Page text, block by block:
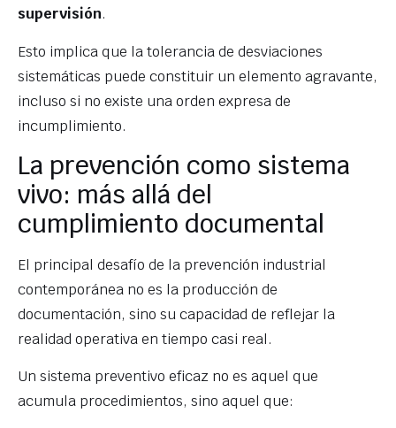
supervisión.
Esto implica que la tolerancia de desviaciones
sistemáticas puede constituir un elemento agravante,
incluso si no existe una orden expresa de
incumplimiento.
La prevención como sistema
vivo: más allá del
cumplimiento documental
El principal desafío de la prevención industrial
contemporánea no es la producción de
documentación, sino su capacidad de reflejar la
realidad operativa en tiempo casi real.
Un sistema preventivo eficaz no es aquel que
acumula procedimientos, sino aquel que: